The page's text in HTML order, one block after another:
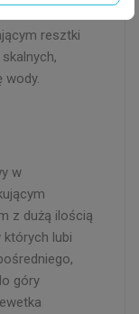
resztki
wody.
w
z dużą ilością
których lubi
góry